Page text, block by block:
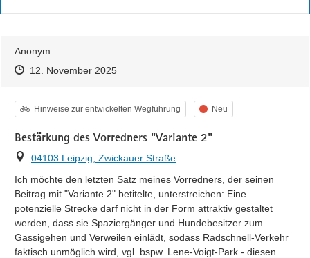
Anonym
Zeitpunkt des Erstellens
Zeitpunkt des Erstellens
12. November 2025Zur Äußerung
Kategorie
Hinweise zur entwickelten Wegführung Status
Neu
Bestärkung des Vorredners "Variante 2"
Ort
04103 Leipzig, Zwickauer Straße
Ich möchte den letzten Satz meines Vorredners, der seinen
Beitrag mit "Variante 2" betitelte, unterstreichen: Eine
potenzielle Strecke darf nicht in der Form attraktiv gestaltet
werden, dass sie Spaziergänger und Hundebesitzer zum
Gassigehen und Verweilen einlädt, sodass Radschnell-Verkehr
faktisch unmöglich wird, vgl. bspw. Lene-Voigt-Park - diesen